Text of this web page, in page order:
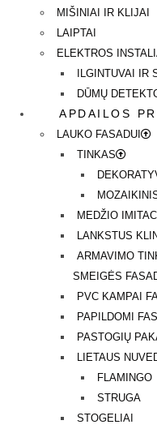
MIŠINIAI IR KLIJAI
LAIPTAI
ELEKTROS
ILGINTUVAI IR
DŪMŲ
APDAILOS
LAUKO FASADUI
TINKAS
MEDŽIO
LANKSTUS
ARMAVIMO
SMEIGĖS
PVC KAMPAI
PAPILDOMI
PASTOGIŲ
LIETAUS
FLAMINGO
STRUGA
STOGELIAI